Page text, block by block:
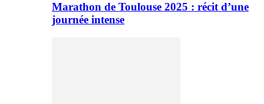
Marathon de Toulouse 2025 : récit d’une
journée intense